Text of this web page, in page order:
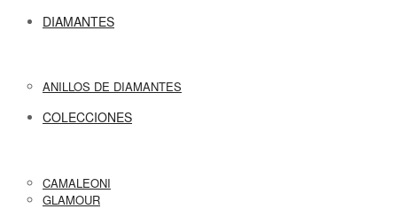
DIAMANTES
ANILLOS DE DIAMANTES
COLECCIONES
CAMALEONI
GLAMOUR